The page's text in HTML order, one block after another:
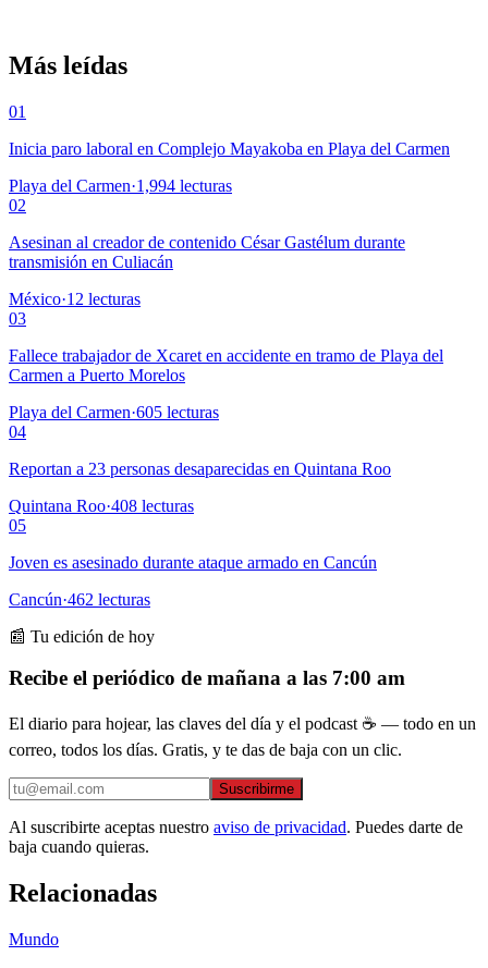
Más leídas
01
Inicia paro laboral en Complejo Mayakoba en Playa del Carmen
Playa del Carmen·1,994 lecturas
02
Asesinan al creador de contenido César Gastélum durante
transmisión en Culiacán
México·12 lecturas
03
Fallece trabajador de Xcaret en accidente en tramo de Playa del
Carmen a Puerto Morelos
Playa del Carmen·605 lecturas
04
Reportan a 23 personas desaparecidas en Quintana Roo
Quintana Roo·408 lecturas
05
Joven es asesinado durante ataque armado en Cancún
Cancún·462 lecturas
📰 Tu edición de hoy
Recibe el periódico de mañana a las 7:00 am
El diario para hojear, las claves del día y el podcast ☕ — todo en un
correo, todos los días. Gratis, y te das de baja con un clic.
Suscribirme
Al suscribirte aceptas nuestro aviso de privacidad. Puedes darte de
baja cuando quieras.
Relacionadas
Mundo